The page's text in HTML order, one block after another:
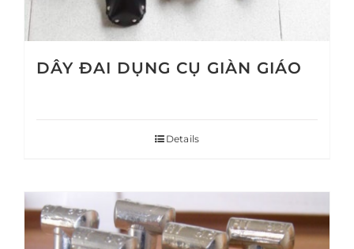
DÂY ĐAI DỤNG CỤ GIÀN GIÁO
Details